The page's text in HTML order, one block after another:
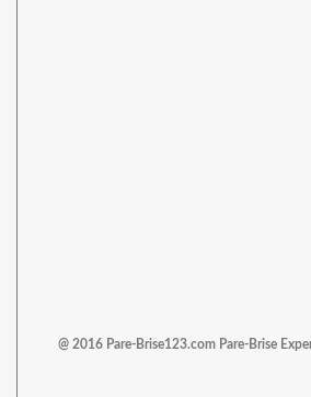
@ 2016 Pare-Brise123.com Pare-Brise